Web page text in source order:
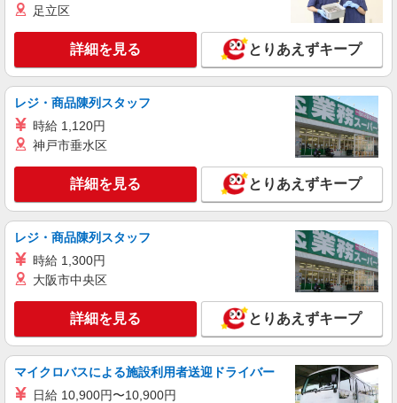
ライフ川崎大島店（店舗コード624）
精肉
時給1,235円 日曜・祝日は+100円
ライフ川崎大島店 神奈川県川崎市川崎区大島
キープ 詳細を見る
足立区
詳細を見る とりあえずキープ
レジ・商品陳列スタッフ
時給 1,120円
神戸市垂水区
詳細を見る とりあえずキープ
レジ・商品陳列スタッフ
時給 1,300円
大阪市中央区
詳細を見る とりあえずキープ
マイクロバスによる施設利用者送迎ドライバー
日給 10,900円〜10,900円